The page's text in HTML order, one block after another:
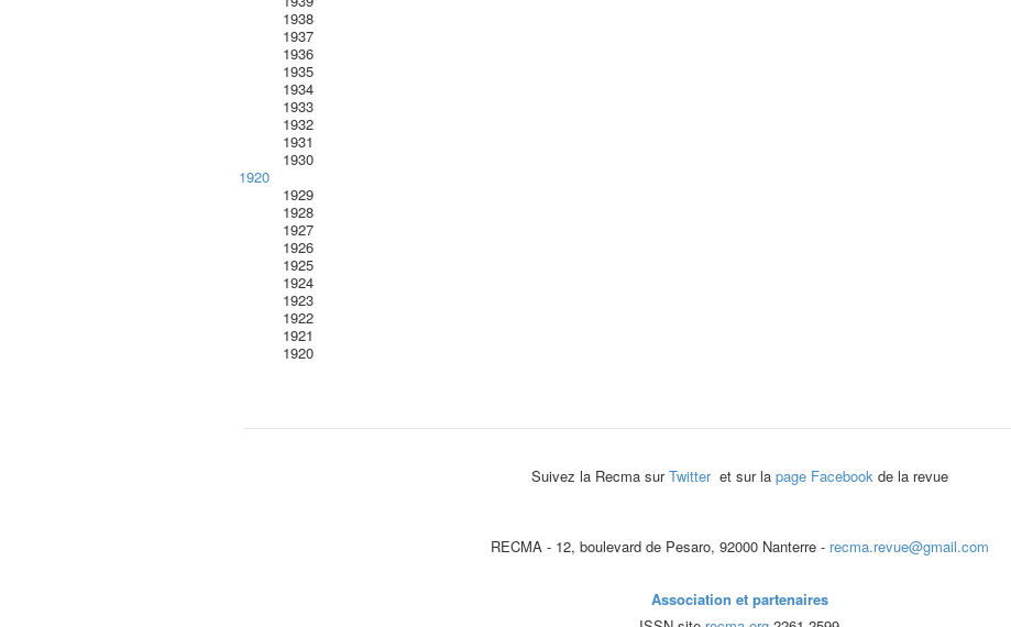
1938
1937
1936
1935
1934
1933
1932
1931
1930
1920
1929
1928
1927
1926
1925
1924
1923
1922
1921
1920
Suivez la Recma surTwitter et sur la page Facebookde la revue
RECMA - 12, boulevard de Pesaro, 92000 Nanterre - recma.revue@gmail.com
Association et partenaires